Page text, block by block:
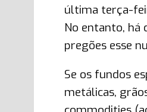
última terça-
No entanto, há
pregões esse
Se os fundos
metálicas,